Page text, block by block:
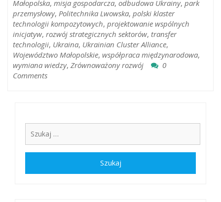
Małopolska, misja gospodarcza, odbudowa Ukrainy, park
przemysłowy, Politechnika Lwowska, polski klaster
technologii kompozytowych, projektowanie wspólnych
inicjatyw, rozwój strategicznych sektorów, transfer
technologii, Ukraina, Ukrainian Cluster Alliance,
Województwo Małopolskie, współpraca międzynarodowa,
wymiana wiedzy, Zrównoważony rozwój
0
Comments